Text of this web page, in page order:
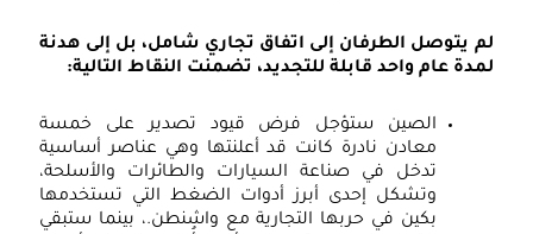
لم يتوصل الطرفان إلى اتفاق تجاري شامل، بل إلى هدنة
لمدة عام واحد قابلة للتجديد، تضمنت النقاط التالية:
الصين ستؤجل فرض قيود تصدير على خمسة
معادن نادرة كانت قد أعلنتها وهي عناصر أساسية
تدخل في صناعة السيارات والطائرات والأسلحة،
وتشكل إحدى أبرز أدوات الضغط التي تستخدمها
بكين في حربها التجارية مع واشنطن.، بينما ستبقي